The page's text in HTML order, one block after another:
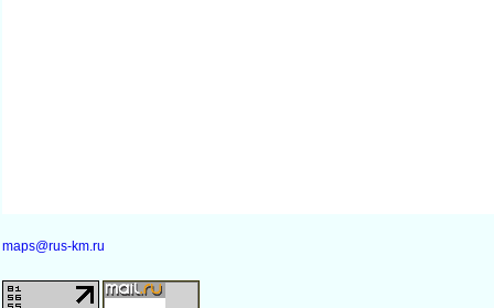
maps@rus-km.ru